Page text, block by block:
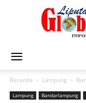
Beranda Lampung
Lampung Bandarlampung